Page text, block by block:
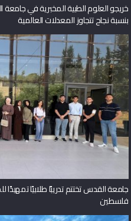
خريجو العلوم الطبية المخبرية في جامعة
بنسبة نجاح تتجاوز المعدلات العالمية
فلسطين